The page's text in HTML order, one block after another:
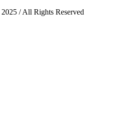
/ All Rights Reserved